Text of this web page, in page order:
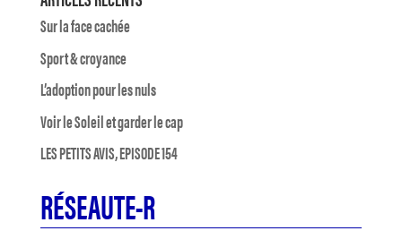
Sur la face cachée
Sport & croyance
L’adoption pour les nuls
Voir le Soleil et garder le cap
LES PETITS AVIS, EPISODE 154
RÉSEAUTE-R